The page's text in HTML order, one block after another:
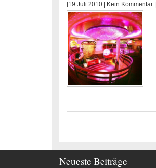
[19 Juli 2010 | Kein Kommentar
Neueste Beiträge